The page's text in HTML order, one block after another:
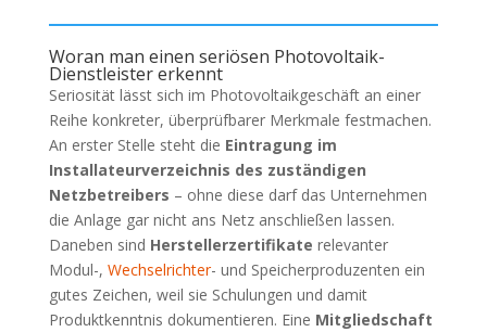
Woran man einen seriösen Photovoltaik-
Dienstleister erkennt
Seriosität lässt sich im Photovoltaikgeschäft an einer
Reihe konkreter, überprüfbarer Merkmale festmachen.
An erster Stelle steht die Eintragung im
Installateurverzeichnis des zuständigen
Netzbetreibers – ohne diese darf das Unternehmen
die Anlage gar nicht ans Netz anschließen lassen.
Daneben sind Herstellerzertifikate relevanter
Modul-, Wechselrichter- und Speicherproduzenten ein
gutes Zeichen, weil sie Schulungen und damit
Produktkenntnis dokumentieren. Eine Mitgliedschaft